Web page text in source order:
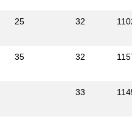
25 32
35 32
33